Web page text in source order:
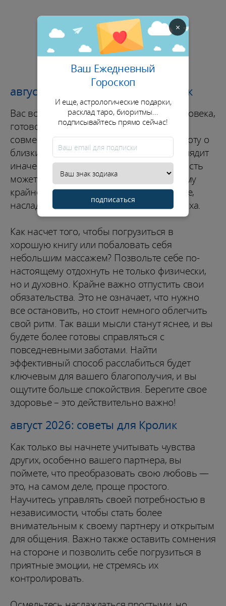
август 2026: благополучие Кролик
Вас воспринимают как неутомимого человека,
готового принять любые вызовы,
совмещающего работу, увлечения и заботу о
близких. Однако реальность порой выглядит
иначе! Как и все, в начале месяца усталость
может постучаться в вашу дверь. Поэтому
крайне важно уделить время только себе,
насладиться моментами истинного отдыха.
Как насчет того, чтобы погрузиться в
хорошую книгу или побаловать себя
небольшим массажем? Позвольте себе по-
настоящему отдохнуть не только физически,
но и духовно. Крайне важно отпустить свои
обязательства. Это не означает, что нужно
все остановить, но стоит немного облегчить
свой ритм. Так ваши мысли станут яснее, и вы
будете более готовы справляться с
повседневными заботами. Найти
эффективный способ расслабиться будет
ключевым для вашего благополучия, и вы
ощутите больше спокойствия. Берегите свое
здоровье – это действительно важно!
август 2026: советы для Кролик
Как только вы начнете учитывать чувства
других, особенно вашего партнера, вы
поймете, что преобразовать свою любовь —
это, на самом деле, проще простого.
Научитесь управлять своей потребностью в
независимости, чтобы стать более
внимательным к своему партнеру и открытым
для общения. Важно также оставить сомнения
на стороне и позволить себе погрузиться в
приятные эмоции, не стремясь их
контролировать.
×
Ваш Ежедневный
Гороскоп
И еще, астрологические подарки,
расклад таро, биоритмы...
подписывайтесь прямо сейчас!
подписаться